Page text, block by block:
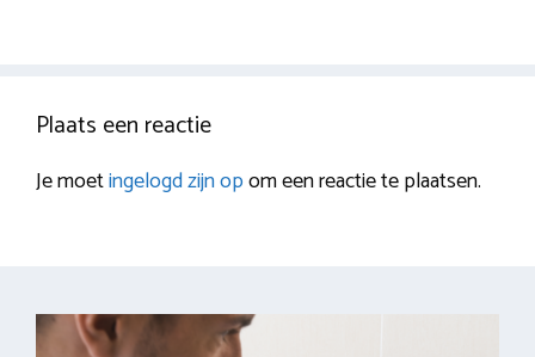
Plaats een reactie
Je moetingelogd zijn opom een reactie te plaatsen.